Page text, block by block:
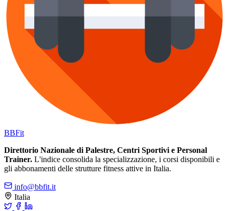
BBFit
Direttorio Nazionale di Palestre, Centri Sportivi e Personal
Trainer. L'indice consolida la specializzazione, i corsi disponibili e
gli abbonamenti delle strutture fitness attive in Italia.
info@bbfit.it
Italia